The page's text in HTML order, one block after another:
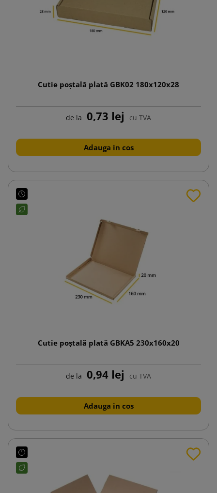
Cutie poștală plată GBK02 180x120x28
de la 0,73 lej cu TVA
Adauga in cos
Cutie poștală plată GBKA5 230x160x20
de la 0,94 lej cu TVA
Adauga in cos